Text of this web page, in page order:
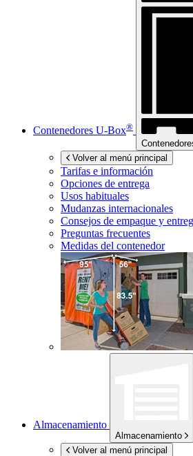
Contenedores U-Box®
Volver al menú principal
Tarifas e información
Opciones de entrega
Usos habituales
Mudanzas internacionales
Consejos de empaque y
Preguntas frecuentes
Medidas del contenedor
Almacenamiento
Almacenamiento
Volver al menú principal